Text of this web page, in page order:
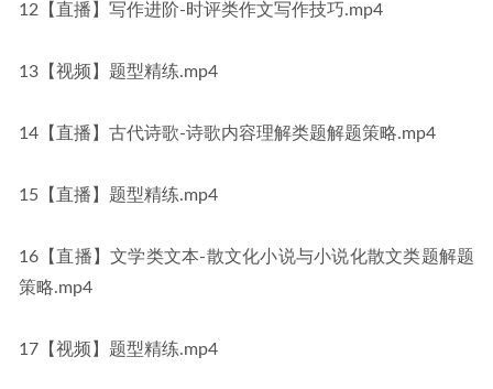
12【直播】写作进阶-时评类作文写作技巧.mp4
13【视频】题型精练.mp4
14【直播】古代诗歌-诗歌内容理解类题解题策略.mp4
15【直播】题型精练.mp4
16【直播】文学类文本-散文化小说与小说化散文类题解题
策略.mp4
17【视频】题型精练.mp4